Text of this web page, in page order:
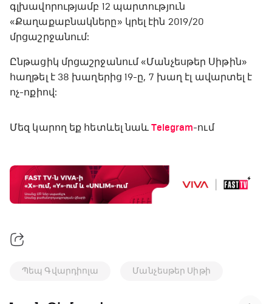
գլխավորությամբ 12 պարտություն
«Քաղաքաբնակները» կրել էին 2019/20
մրցաշրջանում:
Ընթացիկ մրցաշրջանում «Մանչեսթեր Սիթին»
հաղթել է 38 խաղերից 19-ը, 7 խաղ էլ ավարտել է
ոչ-ոքիով:
Մեզ կարող եք հետևել նաև Telegram-ում
Պեպ Գվարդիոլա Մանչեսթեր Սիթի